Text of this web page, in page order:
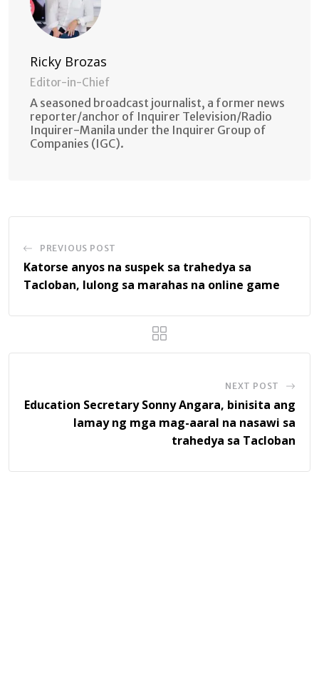
Ricky Brozas
Editor-in-Chief
A seasoned broadcast journalist, a former news
reporter/anchor of Inquirer Television/Radio
Inquirer-Manila under the Inquirer Group of
Companies (IGC).
PREVIOUS POST
Katorse anyos na suspek sa trahedya sa
Tacloban, lulong sa marahas na online game
NEXT POST
Education Secretary Sonny Angara, binisita ang
lamay ng mga mag-aaral na nasawi sa
trahedya sa Tacloban